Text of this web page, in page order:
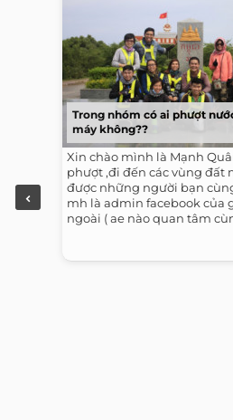
Trong nhóm có ai phượt
máy không??
Xin chào mình là Mạnh
phượt ,đi đến các vùng đất
được những người bạn
mh là admin facebook của
ngoài ( ae nào quan tâm